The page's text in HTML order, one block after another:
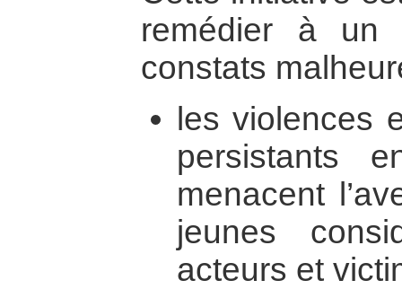
remédier à un
constats
les violences
persistants
menacent
jeunes
acteurs et